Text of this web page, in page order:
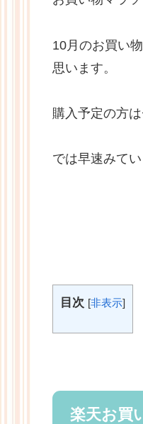
10月のお買い
思います。
購入予定の方
では早速みてい
目次 [非表示]
楽天お買